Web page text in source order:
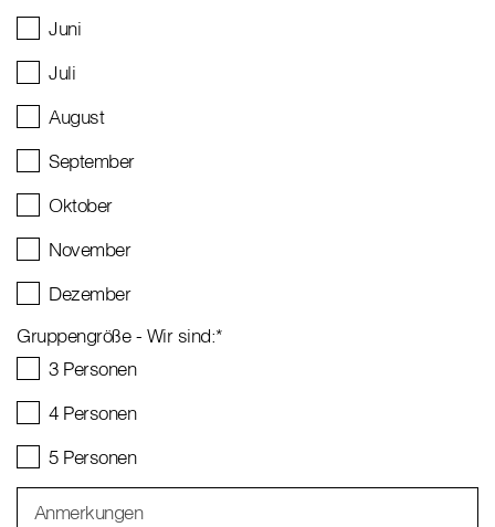
Juni
Juli
August
September
Oktober
November
Dezember
Gruppengröße - Wir sind:*
3 Personen
4 Personen
5 Personen
Anmerkungen